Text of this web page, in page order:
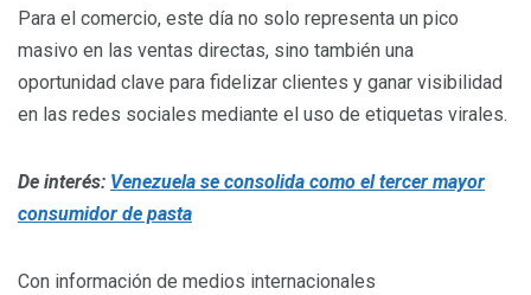
Para el comercio, este día no solo representa un pico
masivo en las ventas directas, sino también una
oportunidad clave para fidelizar clientes y ganar visibilidad
en las redes sociales mediante el uso de etiquetas virales.
De interés: Venezuela se consolida como el tercer mayor
consumidor de pasta
Con información de medios internacionales